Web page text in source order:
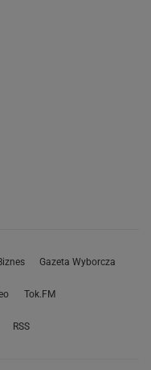
Gazeta Wyborcza
Tok.FM
RSS